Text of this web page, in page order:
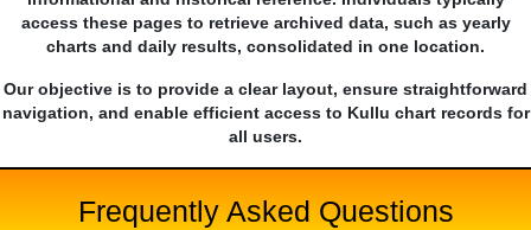
access these pages to retrieve archived data, such as yearly
charts and daily results, consolidated in one location.
Our objective is to provide a clear layout, ensure straightforward
navigation, and enable efficient access to Kullu chart records for
all users.
Frequently Asked Questions